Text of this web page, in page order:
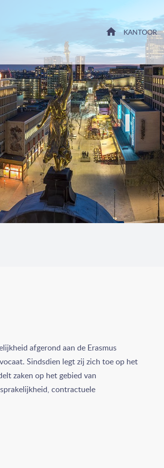
HOMEKANTOOR
afgerond aan de Erasmus
Sindsdien legt zij zich toe op het
zaken op het gebied van
contractuele